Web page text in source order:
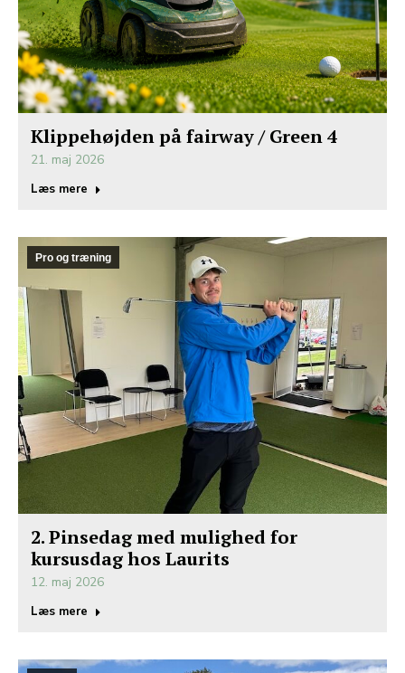
Klippehøjden på fairway / Green 4
21. maj 2026
Læs mere
Pro og træning
2. Pinsedag med mulighed for
kursusdag hos Laurits
12. maj 2026
Læs mere